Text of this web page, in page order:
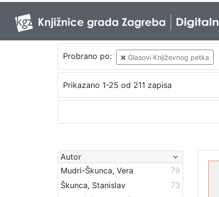
Probrano po: Glasovi Književnog petka
Prikazano 1-25 od 211 zapisa
Autor
Mudri-Škunca, Vera
79
Škunca, Stanislav
73